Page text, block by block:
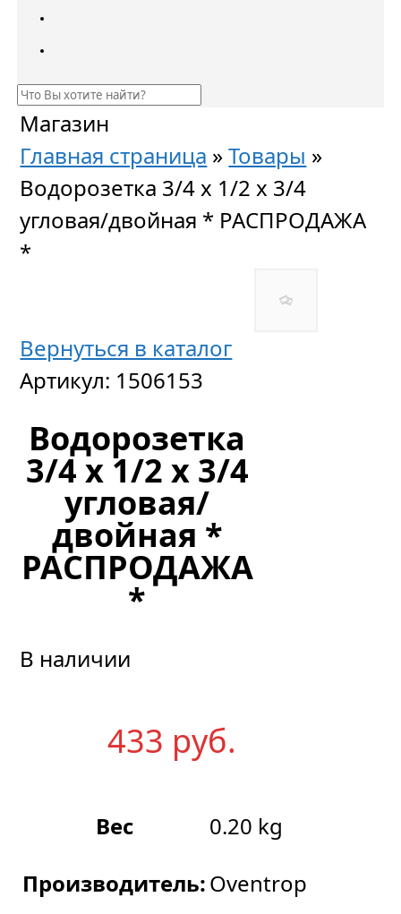
Магазин
Главная страница »Товары »
Водорозетка 3/4 x 1/2 х 3/4
угловая/двойная * РАСПРОДАЖА
*
Вернуться в каталог
Артикул: 1506153
Водорозетка
3/4 x 1/2 х 3/4
угловая/
двойная *
РАСПРОДАЖА
*
В наличии
433 руб.
Вес
0.20 kg
Производитель:Oventrop